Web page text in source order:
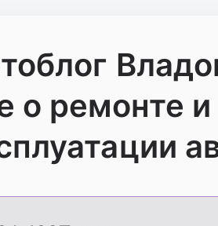
о ремонте и